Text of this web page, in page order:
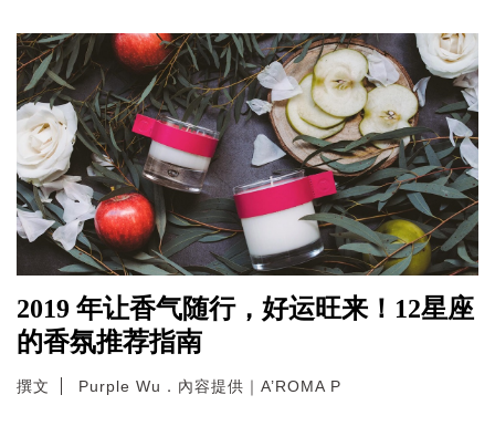
2019 年让香气随行，好运旺来！12星座
的香氛推荐指南
撰文 Purple Wu．內容提供｜A’ROMA P